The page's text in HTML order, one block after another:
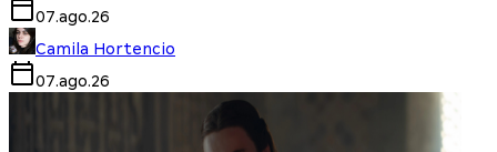
07.ago.26
Camila Hortencio
07.ago.26